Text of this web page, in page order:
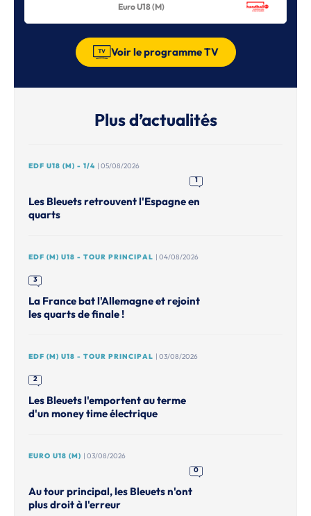
Euro U18 (M)
Voir le programme TV
Plus d’actualités
EDF U18 (M) - 1/4 | 05/08/2026
1
Les Bleuets retrouvent l'Espagne en
quarts
EDF (M) U18 - TOUR PRINCIPAL | 04/08/2026
3
La France bat l'Allemagne et rejoint
les quarts de finale !
EDF (M) U18 - TOUR PRINCIPAL | 03/08/2026
2
Les Bleuets l'emportent au terme
d'un money time électrique
EURO U18 (M) | 03/08/2026
0
Au tour principal, les Bleuets n'ont
plus droit à l'erreur